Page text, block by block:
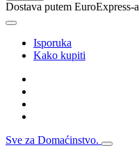
Dostava putem EuroExpress-a
Isporuka
Kako kupiti
Sve za Domaćinstvo.